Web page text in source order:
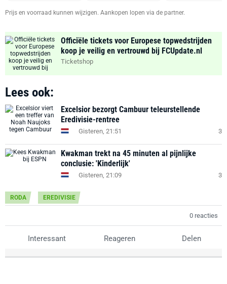
Prijs en voorraad kunnen wijzigen. Aankopen lopen via de partner.
Officiële tickets voor Europese topwedstrijden
koop je veilig en vertrouwd bij FCUpdate.nl
Ticketshop
Lees ook:
Excelsior bezorgt Cambuur teleurstellende
Eredivisie-rentree
Gisteren, 21:51 3
Kwakman trekt na 45 minuten al pijnlijke
conclusie: 'Kinderlijk'
Gisteren, 21:09 3
RODA EREDIVISIE
0 reacties
Interessant Reageren Delen